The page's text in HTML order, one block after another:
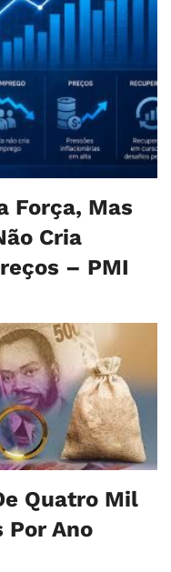
Força, Mas
Cria
– PMI
Quatro Mil
Por Ano